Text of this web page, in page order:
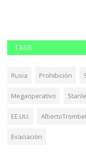
TAGS
Rusia Prohibición
Megaoperativo
EE.UU.
Evaciación